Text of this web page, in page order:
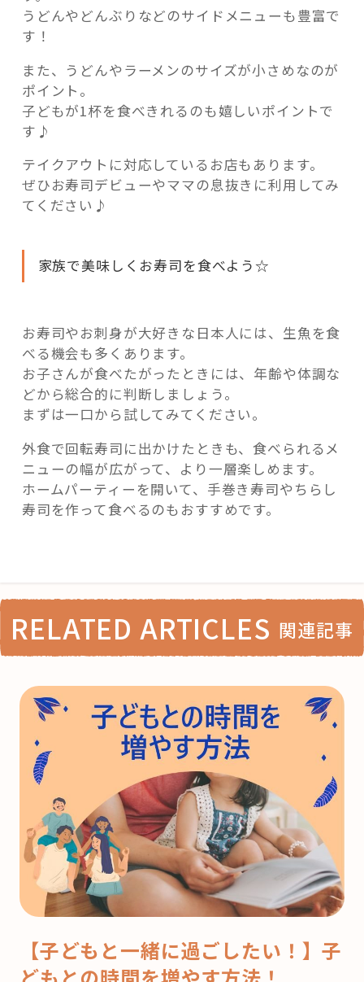
うどんやどんぶりなどのサイドメニューも豊富で
す！
また、うどんやラーメンのサイズが小さめなのが
ポイント。
子どもが1杯を食べきれるのも嬉しいポイントで
す♪
テイクアウトに対応しているお店もあります。
ぜひお寿司デビューやママの息抜きに利用してみ
てください♪
家族で美味しくお寿司を食べよう☆
お寿司やお刺身が大好きな日本人には、生魚を食
べる機会も多くあります。
お子さんが食べたがったときには、年齢や体調な
どから総合的に判断しましょう。
まずは一口から試してみてください。
外食で回転寿司に出かけたときも、食べられるメ
ニューの幅が広がって、より一層楽しめます。
ホームパーティーを開いて、手巻き寿司やちらし
寿司を作って食べるのもおすすめです。
RELATED ARTICLES 関連記事
【子どもと一緒に過ごしたい！】子